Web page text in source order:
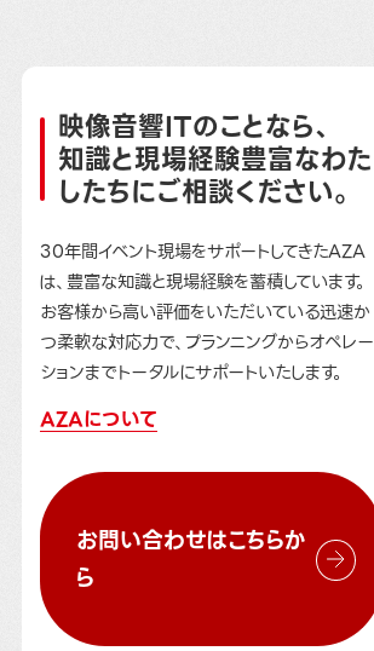
映像音響ITのことなら、
知識と現場経験豊富なわた
したちにご相談ください。
30年間イベント現場をサポートしてきたAZA
は、豊富な知識と現場経験を蓄積しています。
お客様から高い評価をいただいている迅速か
つ柔軟な対応力で、プランニングからオペレー
ションまでトータルにサポートいたします。
AZAについて
お問い合わせはこちらか
ら